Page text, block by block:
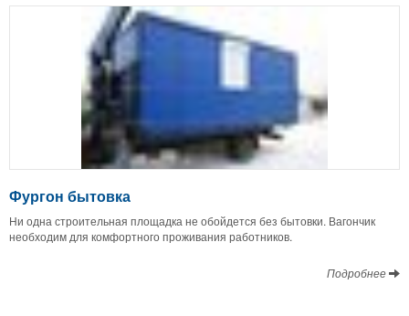
Фургон бытовка
Ни одна строительная площадка не обойдется без бытовки. Вагончик
необходим для комфортного проживания работников.
Подробнее